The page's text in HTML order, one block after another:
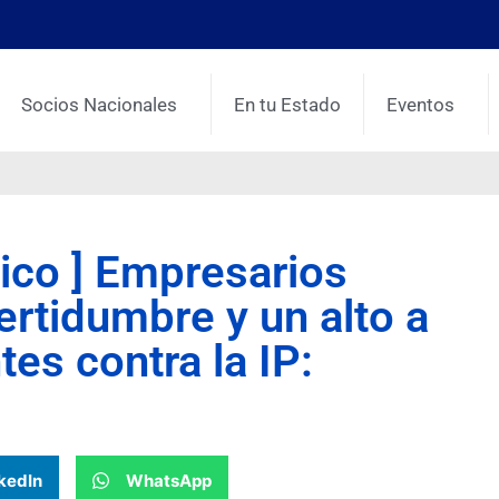
Socios Nacionales En tu Estado Eventos
] Empresarios
y un alto a
contra la IP:
WhatsApp